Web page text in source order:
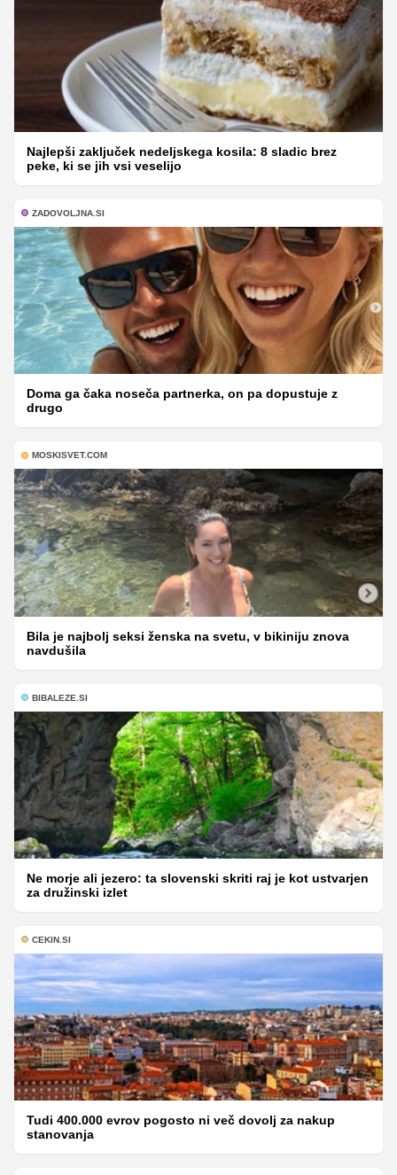
Najlepši zaključek nedeljskega kosila: 8 sladic brez
peke, ki se jih vsi veselijo
ZADOVOLJNA.SI
Doma ga čaka noseča partnerka, on pa dopustuje z
drugo
MOSKISVET.COM
Bila je najbolj seksi ženska na svetu, v bikiniju znova
navdušila
BIBALEZE.SI
Ne morje ali jezero: ta slovenski skriti raj je kot ustvarjen
za družinski izlet
CEKIN.SI
Tudi 400.000 evrov pogosto ni več dovolj za nakup
stanovanja